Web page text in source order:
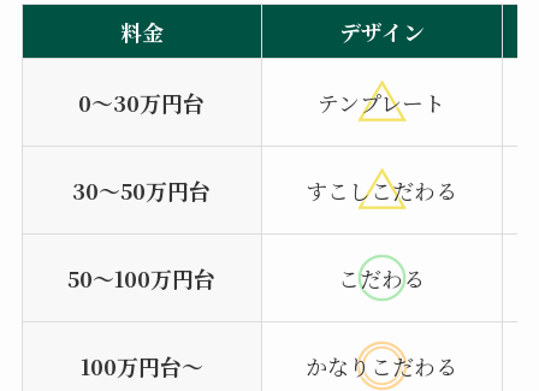
料金 デザイン
0～30万円台 テンプレート
30～50万円台 すこしこだわる
50〜100万円台 こだわる
100万円台〜 かなりこだわる